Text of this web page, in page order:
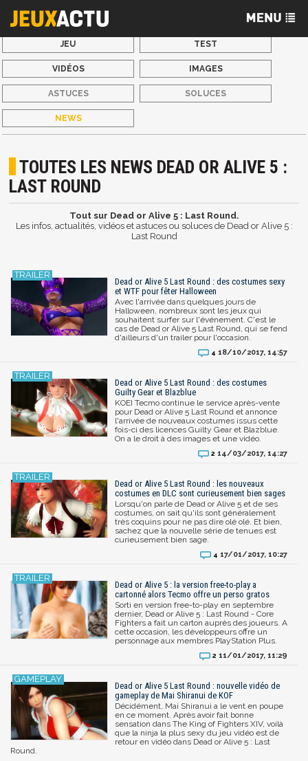
JEU TEST
VIDÉOS IMAGES
ASTUCES SOLUCES
NEWS
TOUTES LES NEWS DEAD OR ALIVE 5 :
LAST ROUND
Tout sur Dead or Alive 5 : Last Round.
Les infos, actualités, vidéos et astuces ou soluces de Dead or Alive 5 :
Last Round
Dead or Alive 5 Last Round : des costumes sexy
et WTF pour fêter Halloween
Avec l'arrivée dans quelques jours de
Halloween, nombreux sont les jeux qui
souhaitent surfer sur l'événement. C'est le
cas de Dead or Alive 5 Last Round, qui se fend
d'ailleurs d'un trailer pour l'occasion.
4 18/10/2017, 14:57
Dead or Alive 5 Last Round : des costumes
Guilty Gear et Blazblue
KOEI Tecmo continue le service après-vente
pour Dead or Alive 5 Last Round et annonce
l'arrivée de nouveaux costumes issus cette
fois-ci des licences Guilty Gear et Blazblue.
On a le droit à des images et une vidéo.
2 14/03/2017, 14:27
Dead or Alive 5 Last Round : les nouveaux
costumes en DLC sont curieusement bien sages
Lorsqu'on parle de Dead or Alive 5 et de ses
costumes, on sait qu'ils sont généralement
très coquins pour ne pas dire olé olé. Et bien,
sachez que la nouvelle série de tenues est
curieusement bien sage.
4 17/01/2017, 10:27
Dead or Alive 5 : la version free-to-play a
cartonné alors Tecmo offre un perso gratos
Sorti en version free-to-play en septembre
dernier, Dead or Alive 5 : Last Round - Core
Fighters a fait un carton auprès des joueurs. A
cette occasion, les développeurs offre un
personnage aux membres PlayStation Plus.
2 11/01/2017, 11:29
Dead or Alive 5 Last Round : nouvelle vidéo de
gameplay de Mai Shiranui de KOF
Décidément, Mai Shiranui a le vent en poupe
en ce moment. Après avoir fait bonne
sensation dans The King of Fighters XIV, voilà
que la ninja la plus sexy du jeu vidéo est de
retour en vidéo dans Dead or Alive 5 : Last
Round.